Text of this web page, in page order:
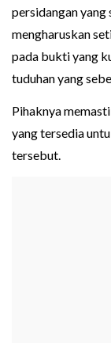
persidangan yang
mengharuskan
pada bukti yang
tuduhan yang
Pihaknya
yang tersedia
tersebut.